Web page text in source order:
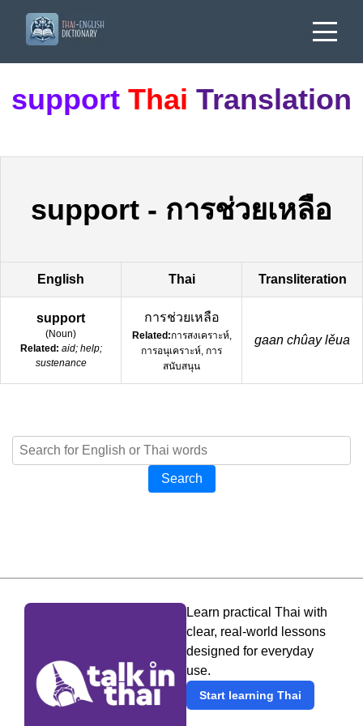
support Thai Translation
support - การช่วยเหลือ
English Thai Transliteration
support
(Noun)
Related: aid; help;
sustenance
การช่วยเหลือ
Related:การสงเคราะห์,
การอนุเคราะห์, การ
สนับสนุน
gaan chûay lěua
Search
Learn practical Thai with
clear, real-world lessons
designed for everyday
use.
Start learning Thai